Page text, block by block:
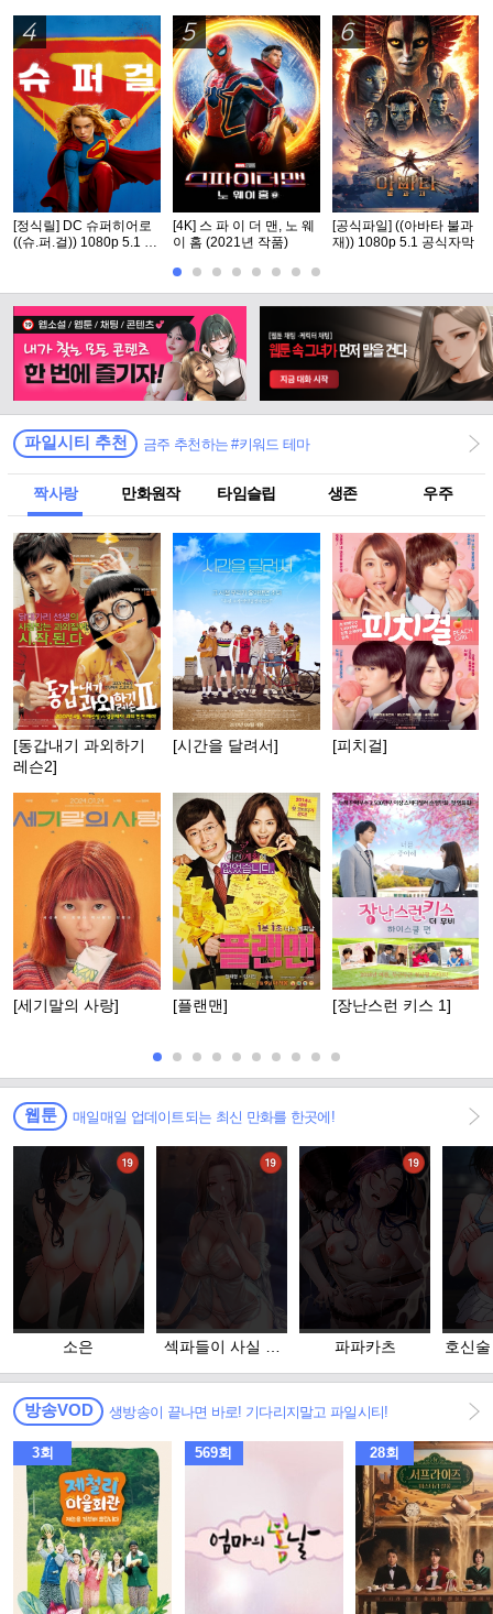
5.1
4
[정식릴] DC 슈퍼히어로
((슈.퍼.걸)) 1080p 5.1 공
5
[4K] 스 파 이 더 맨, 노 웨
이 홈 (2021년 작품)
6
[공식파일] ((아바타 불과
재)) 1080p 5.1 공식자막
파일시티 추천 금주 추천하는 #키워드 테마
짝사랑 만화원작 타임슬립 생존 우주
[동갑내기 과외하기
레슨2]
[시간을 달려서] [피치걸]
[세기말의 사랑] [플랜맨] [장난스런 키스 1]
웹툰 매일매일 업데이트되는 최신 만화를 한곳에!
소은
섹파들이 사실 가
파파카츠
호신
방송VOD 생방송이 끝나면 바로! 기다리지말고 파일시티!
3회 569회 28회